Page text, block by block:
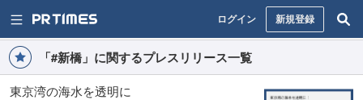
ログイン 新規登録
「#新橋」に関するプレスリリース一覧
東京湾の海水を透明に